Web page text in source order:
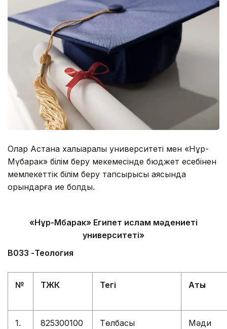
Олар Астана халықаралық университеті мен «Нұр-
Мүбарак» білім беру мекемесінде бюджет есебінен
мемлекеттік білім беру тапсырысы аясында
орындарға ие болды.
«Нұр-Мүбарак» Египет ислам мәдениеті
университеті»
В033 -Теология
№ ТЖК Тегі Аты
1. 825300100 Төлбасы Мәди